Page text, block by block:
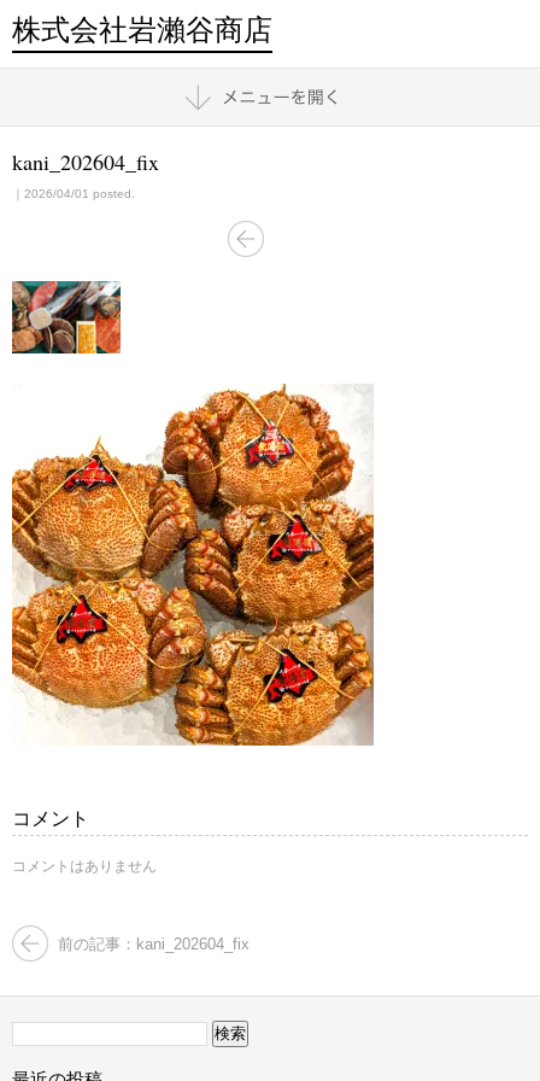
株式会社岩瀨谷商店
kani_202604_fix
｜2026/04/01 posted.
コメント
コメントはありません
前の記事：kani_202604_fix